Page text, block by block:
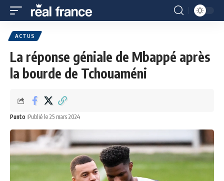
ACTUS
La réponse géniale de Mbappé après
la bourde de Tchouaméni
Punto Publié le 25 mars 2024